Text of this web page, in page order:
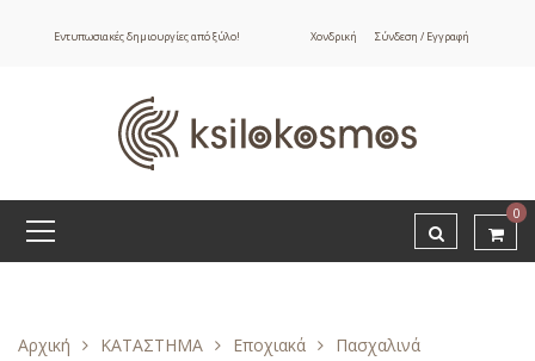
Εντυπωσιακές δημιουργίες από ξύλο! Χονδρική Σύνδεση / Εγγραφή
0
Αρχική ΚΑΤΑΣΤΗΜΑ Εποχιακά
Πασχαλινά